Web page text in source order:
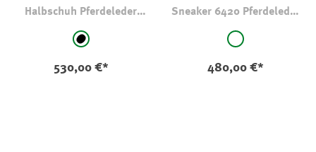
Halbschuh Pferdeleder
auswählen
schwarz
530,00 €*
Sneaker 6420 Pferdeleder
auswählen
weiß
480,00 €*